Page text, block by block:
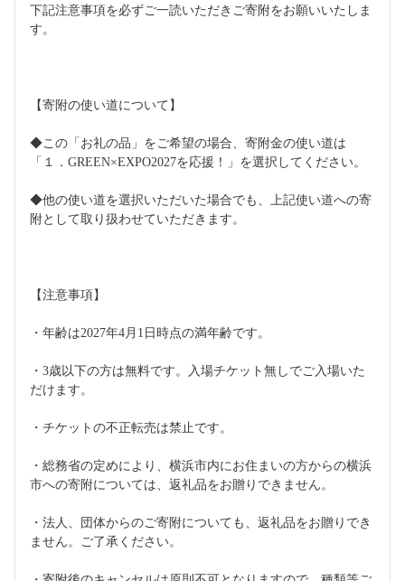
下記注意事項を必ずご一読いただきご寄附をお願いいたしま
す。
【寄附の使い道について】
◆この「お礼の品」をご希望の場合、寄附金の使い道は
「１．GREEN×EXPO2027を応援！」を選択してください。
◆他の使い道を選択いただいた場合でも、上記使い道への寄
附として取り扱わせていただきます。
【注意事項】
・年齢は2027年4月1日時点の満年齢です。
・3歳以下の方は無料です。入場チケット無しでご入場いた
だけます。
・チケットの不正転売は禁止です。
・総務省の定めにより、横浜市内にお住まいの方からの横浜
市への寄附については、返礼品をお贈りできません。
・法人、団体からのご寄附についても、返礼品をお贈りでき
ません。ご了承ください。